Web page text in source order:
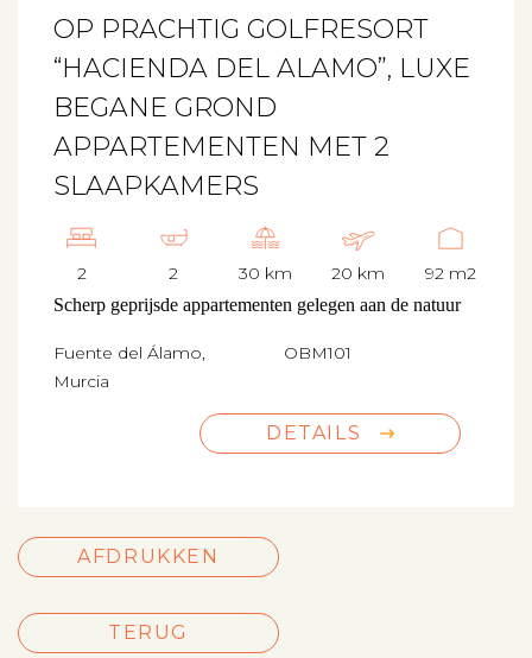
OP PRACHTIG GOLFRESORT
“HACIENDA DEL ALAMO”, LUXE
BEGANE GROND
APPARTEMENTEN MET 2
SLAAPKAMERS
2 2 30 km 20 km 92 m2
Scherp geprijsde appartementen gelegen aan de natuur
Fuente del Álamo,
Murcia
OBM101
DETAILS
AFDRUKKEN
TERUG